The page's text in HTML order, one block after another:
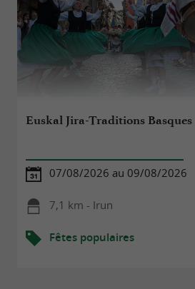
Euskal Jira-Traditions Basques
07/08/2026 au 09/08/2026
7,1 km - Irun
Fêtes populaires